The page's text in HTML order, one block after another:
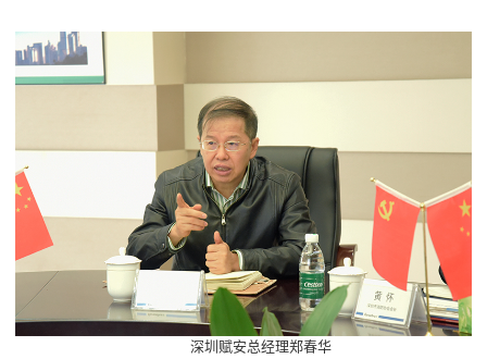
深圳赋安总经理郑春华